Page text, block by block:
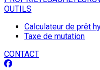
OUTILS
Calculateur de prêt
Taxe de mutation
CONTACT